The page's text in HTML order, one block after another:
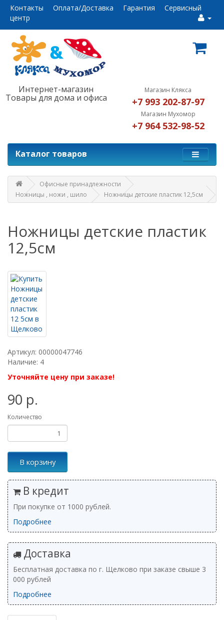
Контакты Оплата/Доставка Гарантия
Сервисный
центр
Интернет-магазин
Товары для дома и офиса
Магазин Клякса
+7 993 202-87-97
Магазин Мухомор
+7 964 532-98-52
Каталог товаров
Офисные принадлежности
Ножницы , ножи , шило
Ножницы детские пластик 12,5см
Ножницы детские пластик
12,5см
Артикул: 00000047746
Наличие: 4
Уточняйте цену при заказе!
90 р.
Количество
В корзину
В кредит
При покупке от 1000 рублей.
Подробнее
Доставка
Бесплатная доставка по г. Щелково при заказе свыше 3
000 рублей
Подробнее